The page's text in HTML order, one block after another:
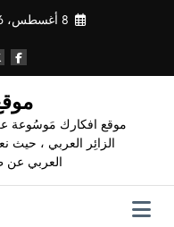
8 أغسطس، 2026
موقع افكارك مَوسُوعة
الزائِر العربي ، حيث
العربي عن